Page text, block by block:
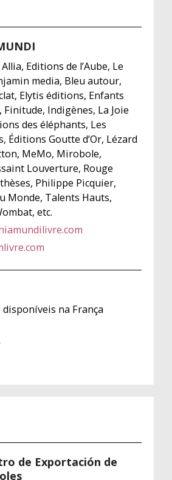
Allia, Editions de l’Aube, Le
media, Bleu autour,
Elytis éditions, Enfants
Finitude, Indigènes, La Joie
des éléphants, Les
Éditions Goutte d’Or, Lézard
MeMo, Mirobole,
Louverture, Rouge
Philippe Picquier,
Monde, Talents Hauts,
etc.
na França
de Exportación de